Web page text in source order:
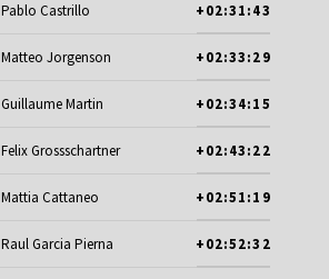
Pablo Castrillo +02:31:43
Matteo Jorgenson +02:33:29
Guillaume Martin +02:34:15
Felix Grossschartner +02:43:22
Mattia Cattaneo +02:51:19
Raul Garcia Pierna +02:52:32